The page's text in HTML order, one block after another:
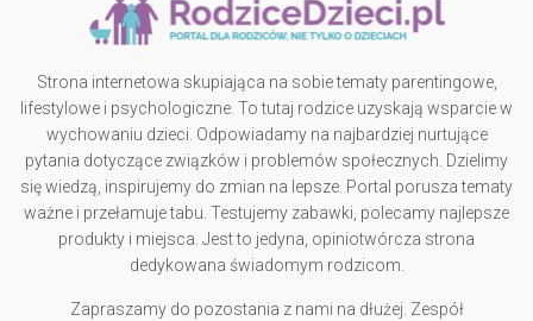
Strona internetowa skupiająca na sobie tematy parentingowe,
lifestylowe i psychologiczne. To tutaj rodzice uzyskają wsparcie w
wychowaniu dzieci. Odpowiadamy na najbardziej nurtujące
pytania dotyczące związków i problemów społecznych. Dzielimy
się wiedzą, inspirujemy do zmian na lepsze. Portal porusza tematy
ważne i przełamuje tabu. Testujemy zabawki, polecamy najlepsze
produkty i miejsca. Jest to jedyna, opiniotwórcza strona
dedykowana świadomym rodzicom.
Zapraszamy do pozostania z nami na dłużej. Zespół